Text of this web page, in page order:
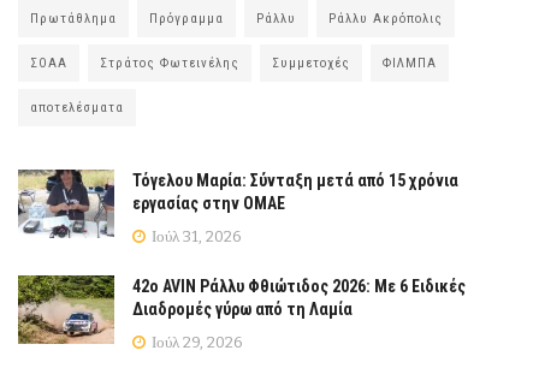
Πρωτάθλημα Πρόγραμμα Ράλλυ Ράλλυ Ακρόπολις
ΣΟΑΑ Στράτος Φωτεινέλης Συμμετοχές ΦΙΛΜΠΑ
αποτελέσματα
Τόγελου Μαρία: Σύνταξη μετά από 15 χρόνια
εργασίας στην ΟΜΑΕ
Ιούλ 31, 2026
42ο AVIN Ράλλυ Φθιώτιδος 2026: Με 6 Ειδικές
Διαδρομές γύρω από τη Λαμία
Ιούλ 29, 2026